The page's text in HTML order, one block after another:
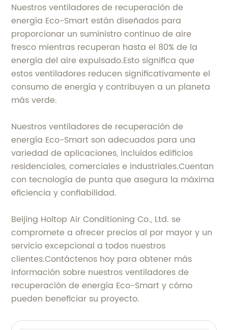
Nuestros ventiladores de recuperación de
energía Eco-Smart están diseñados para
proporcionar un suministro continuo de aire
fresco mientras recuperan hasta el 80% de la
energía del aire expulsado.Esto significa que
estos ventiladores reducen significativamente el
consumo de energía y contribuyen a un planeta
más verde.
Nuestros ventiladores de recuperación de
energía Eco-Smart son adecuados para una
variedad de aplicaciones, incluidos edificios
residenciales, comerciales e industriales.Cuentan
con tecnología de punta que asegura la máxima
eficiencia y confiabilidad.
Beijing Holtop Air Conditioning Co., Ltd. se
compromete a ofrecer precios al por mayor y un
servicio excepcional a todos nuestros
clientes.Contáctenos hoy para obtener más
información sobre nuestros ventiladores de
recuperación de energía Eco-Smart y cómo
pueden beneficiar su proyecto.